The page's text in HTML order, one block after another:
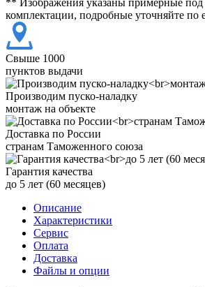
комплектации, подробные уточняйте по
Свыше 1000
пунктов выдачи
Производим пуско-наладку
монтаж на объекте
Доставка по России
странам Таможенного союза
Гарантия качества
до 5 лет (60 месяцев)
Описание
Характеристики
Сервис
Оплата
Доставка
Файлы и опции